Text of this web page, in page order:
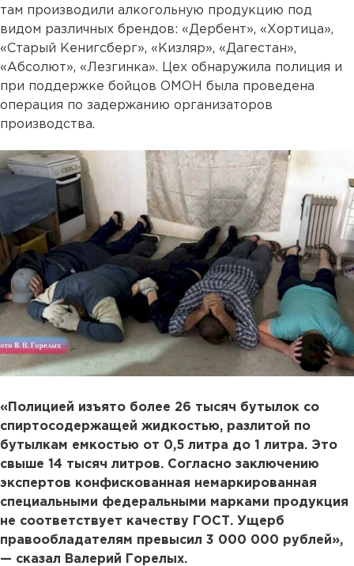
там производили алкогольную продукцию под
видом различных брендов: «Дербент», «Хортица»,
«Старый Кенигсберг», «Кизляр», «Дагестан»,
«Абсолют», «Лезгинка». Цех обнаружила полиция и
при поддержке бойцов ОМОН была проведена
операция по задержанию организаторов
производства.
«Полицией изъято более 26 тысяч бутылок со
спиртосодержащей жидкостью, разлитой по
бутылкам емкостью от 0,5 литра до 1 литра. Это
свыше 14 тысяч литров. Согласно заключению
экспертов конфискованная немаркированная
специальными федеральными марками продукция
не соответствует качеству ГОСТ. Ущерб
правообладателям превысил 3 000 000 рублей»,
— сказал Валерий Горелых.